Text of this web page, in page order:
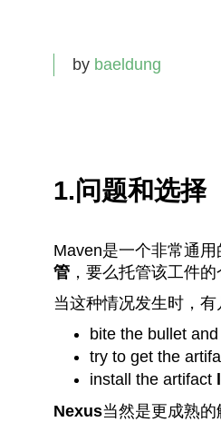
by baeldung
1.问题和选择
Maven是一个非常通
管，要么托管该工件
当这种情况发生时，有
bite the bullet
try to get the
install the artifact
Nexus当然是更成熟